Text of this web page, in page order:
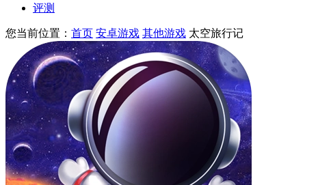
评测
您当前位置： 首页 安卓游戏 其他游戏 太空旅行记